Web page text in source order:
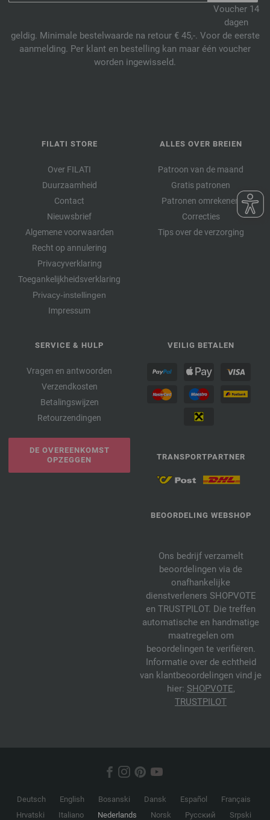
Voucher 14
dagen
geldig. Minimale bestelwaarde na retour € 45,-. Voor de eerste
aanmelding. Per klant en bestelling kan maar één voucher
worden ingewisseld.
FILATI STORE
Over FILATI
Duurzaamheid
Contact
Nieuwsbrief
Algemene voorwaarden
Recht op annulering
Privacyverklaring
Toegankelijkheidsverklaring
Privacy-instellingen
Impressum
ALLES OVER BREIEN
Patroon van de maand
Gratis patronen
Patronen omrekenen
Correcties
Tips over de verzorging
SERVICE & HULP
Vragen en antwoorden
Verzendkosten
Betalingswijzen
Retourzendingen
DE OVEREENKOMST
OPZEGGEN
VEILIG BETALEN
TRANSPORTPARTNER
BEOORDELING WEBSHOP
Ons bedrijf verzamelt
beoordelingen via de
onafhankelijke
dienstverleners SHOPVOTE
en TRUSTPILOT. Die treffen
automatische en handmatige
maatregelen om
beoordelingen te verifiëren.
Informatie over de echtheid
van klantbeoordelingen vind je
hier: SHOPVOTE,
TRUSTPILOT
Deutsch English Bosanski Dansk Español
Français
Hrvatski
Italiano Nederlands Norsk Русский Srpski